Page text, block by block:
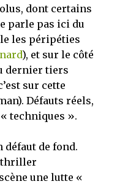
dont certains
parle pas ici du
les péripéties
), et sur le côté
dernier tiers
sur cette
Défauts réels,
techniques ».
défaut de fond.
thriller
une lutte «